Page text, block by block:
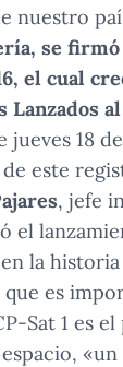
nuestro
se
el cual
Lanzados
jueves 18
este
, jefe
el
la
que es
Sat 1 es